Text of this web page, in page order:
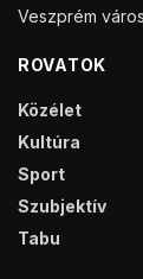
Veszprém
ROVATOK
Közélet
Kultúra
Sport
Szubjektív
Tabu